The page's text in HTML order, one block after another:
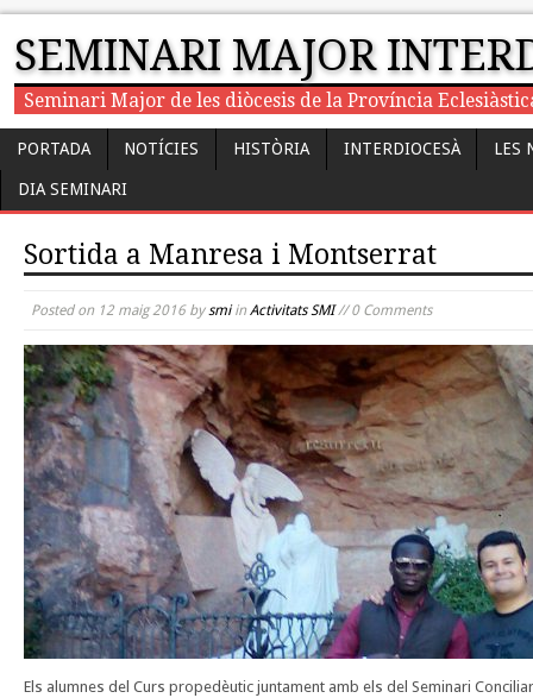
SEMINARI MAJOR
Seminari Major de les diòcesis de la Província
PORTADA NOTÍCIES HISTÒRIA INTERDIOCESÀ LES
DIA SEMINARI
Sortida a Manresa i Montserrat
Posted on 12 maig 2016bysmiin Activitats SMI// 0 Comments
Els alumnes del Curs propedèutic juntament amb els del Seminari